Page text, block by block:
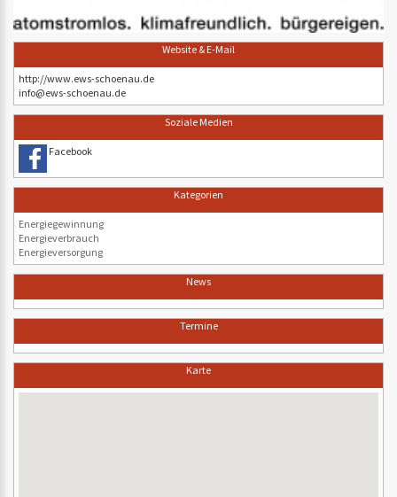
Website & E-Mail
http://www.ews-schoenau.de
info@ews-schoenau.de
Soziale Medien
Facebook
Kategorien
Energiegewinnung
Energieverbrauch
Energieversorgung
News
Termine
Karte